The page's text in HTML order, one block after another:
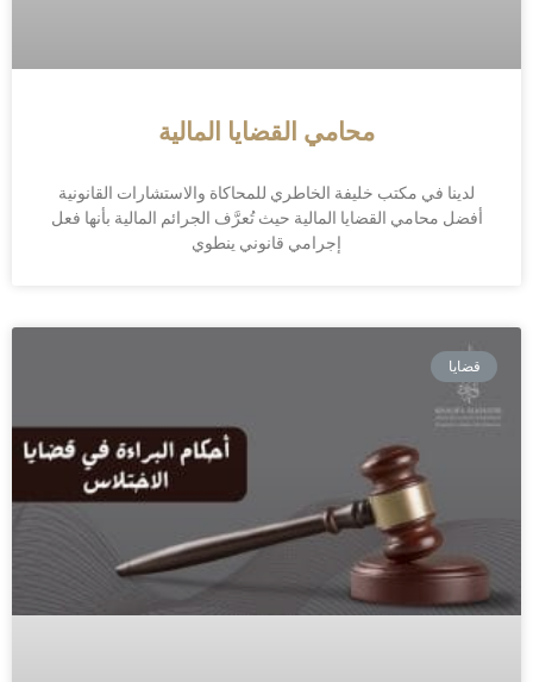
محامي القضايا المالية
لدينا في مكتب خليفة الخاطري للمحاكاة والاستشارات القانونية
أفضل محامي القضايا المالية حيث تُعرَّف الجرائم المالية بأنها فعل
إجرامي قانوني ينطوي
قضايا